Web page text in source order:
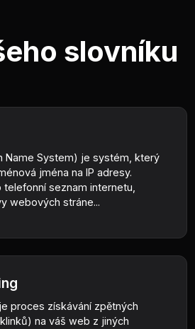
slovníku
Name System) je systém, který
jména na IP adresy.
telefonní seznam internetu,
webových stráne...
proces získávání zpětných
na váš web z jiných